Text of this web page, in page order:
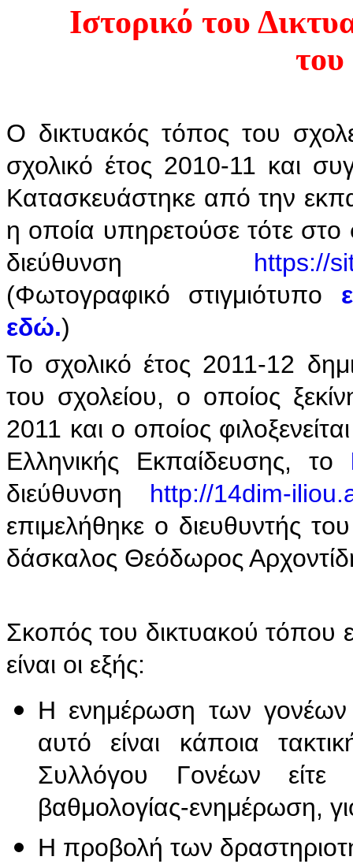
Ιστορικό του
του
Ο δικτυακός τόπος του
σχολικό έτος 2010-11 και
Κατασκευάστηκε από την
η οποία υπηρετούσε τότε στο
διεύθυνση https://
(Φωτογραφικό στιγμιότυπο
εδώ.)
Το σχολικό έτος 2011-12
του σχολείου, ο οποίος
2011 και ο οποίος
Ελληνικής Εκπαίδευσης, το
διεύθυνση http://14dim-
επιμελήθηκε ο διευθυντής
δάσκαλος Θεόδωρος
Σκοπός του δικτυακού τόπου
είναι οι εξής:
Η ενημέρωση των γονέων
αυτό είναι κάποια
Συλλόγου Γονέων
βαθμολογίας-ενημέρωση,
Η προβολή των